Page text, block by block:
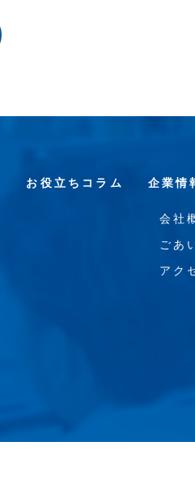
お役立ちコラム 企業情
会社
ごあ
アク